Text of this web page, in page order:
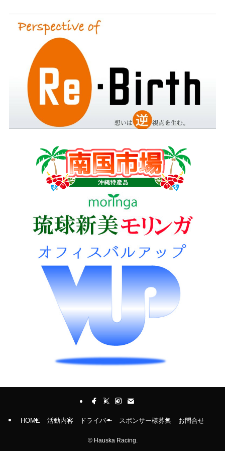
HOME 活動内容 ドライバー スポンサー様募集 お問合せ
©Hauska Racing.